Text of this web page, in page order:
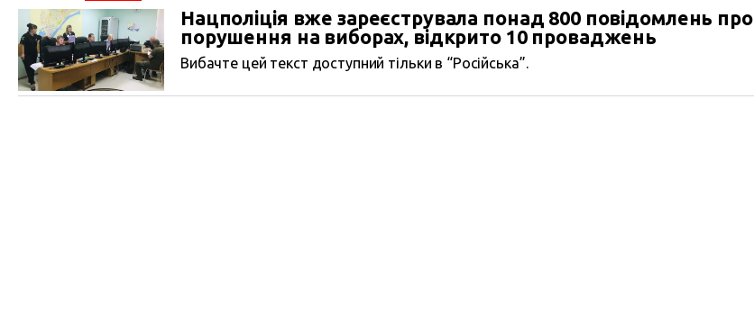
Нацполіція вже зареєструвала понад 800 повідомлень про
порушення на виборах, відкрито 10 проваджень
Вибачте цей текст доступний тільки в “Російська”.